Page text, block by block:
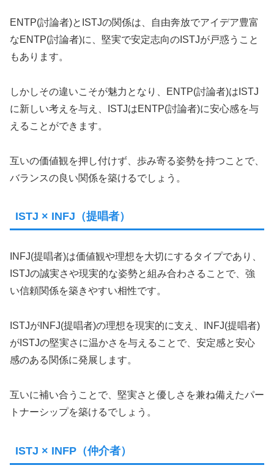
ENTP(討論者)とISTJの関係は、自由奔放でアイデア豊富
なENTP(討論者)に、堅実で安定志向のISTJが戸惑うこと
もあります。
しかしその違いこそが魅力となり、ENTP(討論者)はISTJ
に新しい考えを与え、ISTJはENTP(討論者)に安心感を与
えることができます。
互いの価値観を押し付けず、歩み寄る姿勢を持つことで、
バランスの良い関係を築けるでしょう。
ISTJ × INFJ（提唱者）
INFJ(提唱者)は価値観や理想を大切にするタイプであり、
ISTJの誠実さや現実的な姿勢と組み合わさることで、強
い信頼関係を築きやすい相性です。
ISTJがINFJ(提唱者)の理想を現実的に支え、INFJ(提唱者)
がISTJの堅実さに温かさを与えることで、安定感と安心
感のある関係に発展します。
互いに補い合うことで、堅実さと優しさを兼ね備えたパー
トナーシップを築けるでしょう。
ISTJ × INFP（仲介者）